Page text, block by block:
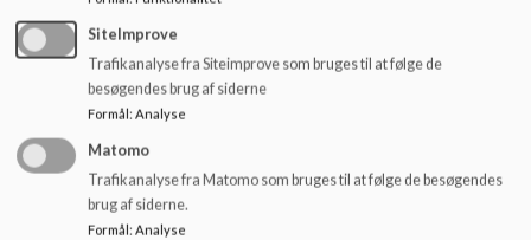
Børnehuset Fasangården
Nordre Fasanvej 75, 2000 Frederiksberg
+45 28981334
EAN NR. 5798009171702
Webtilgængelighed
SiteImprove
Trafikanalyse fra Siteimprove som bruges til at følge de
besøgendes brug af siderne
Formål: Analyse
Matomo
Trafikanalyse fra Matomo som bruges til at følge de besøgendes
brug af siderne.
Formål: Analyse